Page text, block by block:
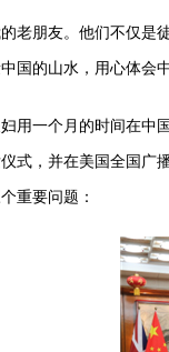
朋友。他们不仅是
国的山水，用心体会
一个月的时间在中
式，并在美国全国广
重要问题：